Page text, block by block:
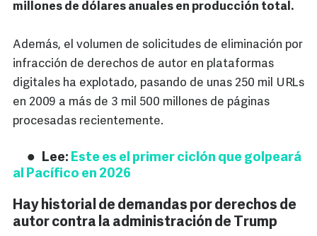
millones de dólares anuales en producción total.
Además, el volumen de solicitudes de eliminación por
infracción de derechos de autor en plataformas
digitales ha explotado, pasando de unas 250 mil URLs
en 2009 a más de 3 mil 500 millones de páginas
procesadas recientemente.
Lee: Este es el primer ciclón que golpeará
al Pacífico en 2026
Hay historial de demandas por derechos de
autor contra la administración de Trump